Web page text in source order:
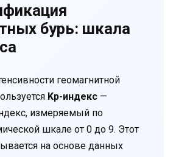
бурь: шкала
геомагнитной
Kp-индекс —
измеряемый по
шкале от 0 до 9. Этот
на основе данных